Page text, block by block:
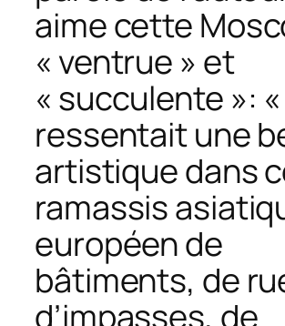
aime cette
« ventrue » et
« succulente »: «
ressentait une
artistique dans
ramassis
européen de
bâtiments, de
d’impasses, de